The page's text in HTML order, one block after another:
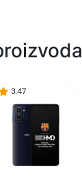
3.47